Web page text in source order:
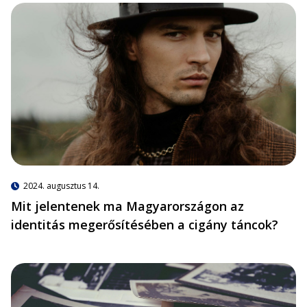
2024. augusztus 14.
Mit jelentenek ma Magyarországon az
identitás megerősítésében a cigány táncok?